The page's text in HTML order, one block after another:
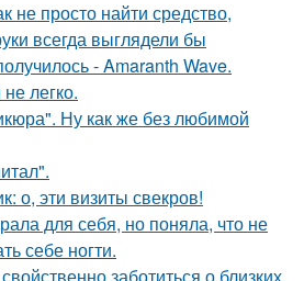
не просто найти средство,
всегда выглядели бы
- Amaranth Wave.
легко.
Ну как же без любимой
о, эти визиты свекров!
для себя, но поняла, что не
себе ногти.
заботиться о близких,